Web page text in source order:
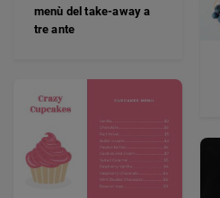
menù del take-away a
tre ante